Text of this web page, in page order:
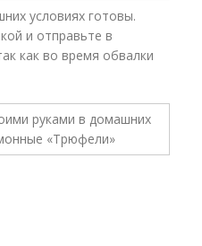
условиях готовы.
и отправьте в
как во время обвалки